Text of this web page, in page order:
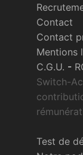
Contact
Contact
Mentions
C.G.U. -
Switch-
Test de